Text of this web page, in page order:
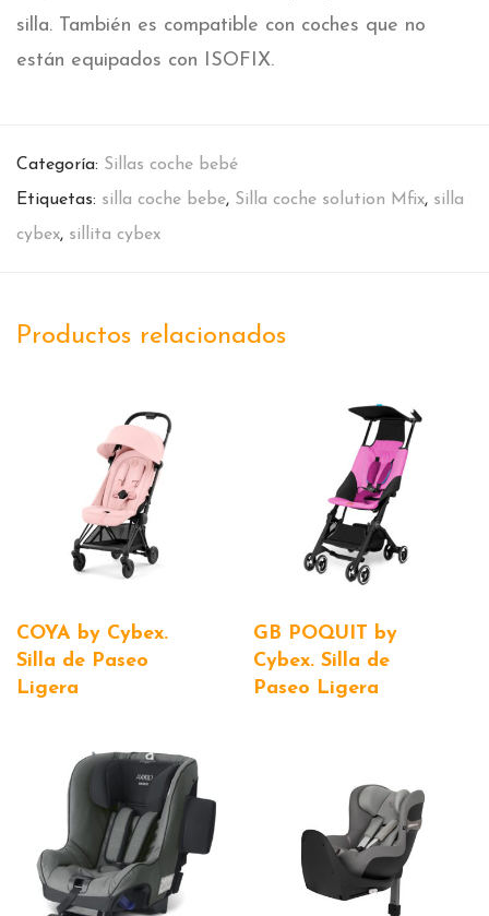
silla. También es compatible con coches que no
están equipados con ISOFIX.
Categoría: Sillas coche bebé
Etiquetas: silla coche bebe, Silla coche solution Mfix, silla
cybex, sillita cybex
Productos relacionados
COYA by Cybex.
Silla de Paseo
Ligera
GB POQUIT by
Cybex. Silla de
Paseo Ligera